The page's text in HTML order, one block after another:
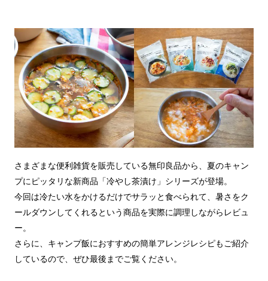
さまざまな便利雑貨を販売している無印良品から、夏のキャン
プにピッタリな新商品「冷やし茶漬け」シリーズが登場。
今回は冷たい水をかけるだけでサラッと食べられて、暑さをク
ールダウンしてくれるという商品を実際に調理しながらレビュ
ー。
さらに、キャンプ飯におすすめの簡単アレンジレシピもご紹介
しているので、ぜひ最後までご覧ください。